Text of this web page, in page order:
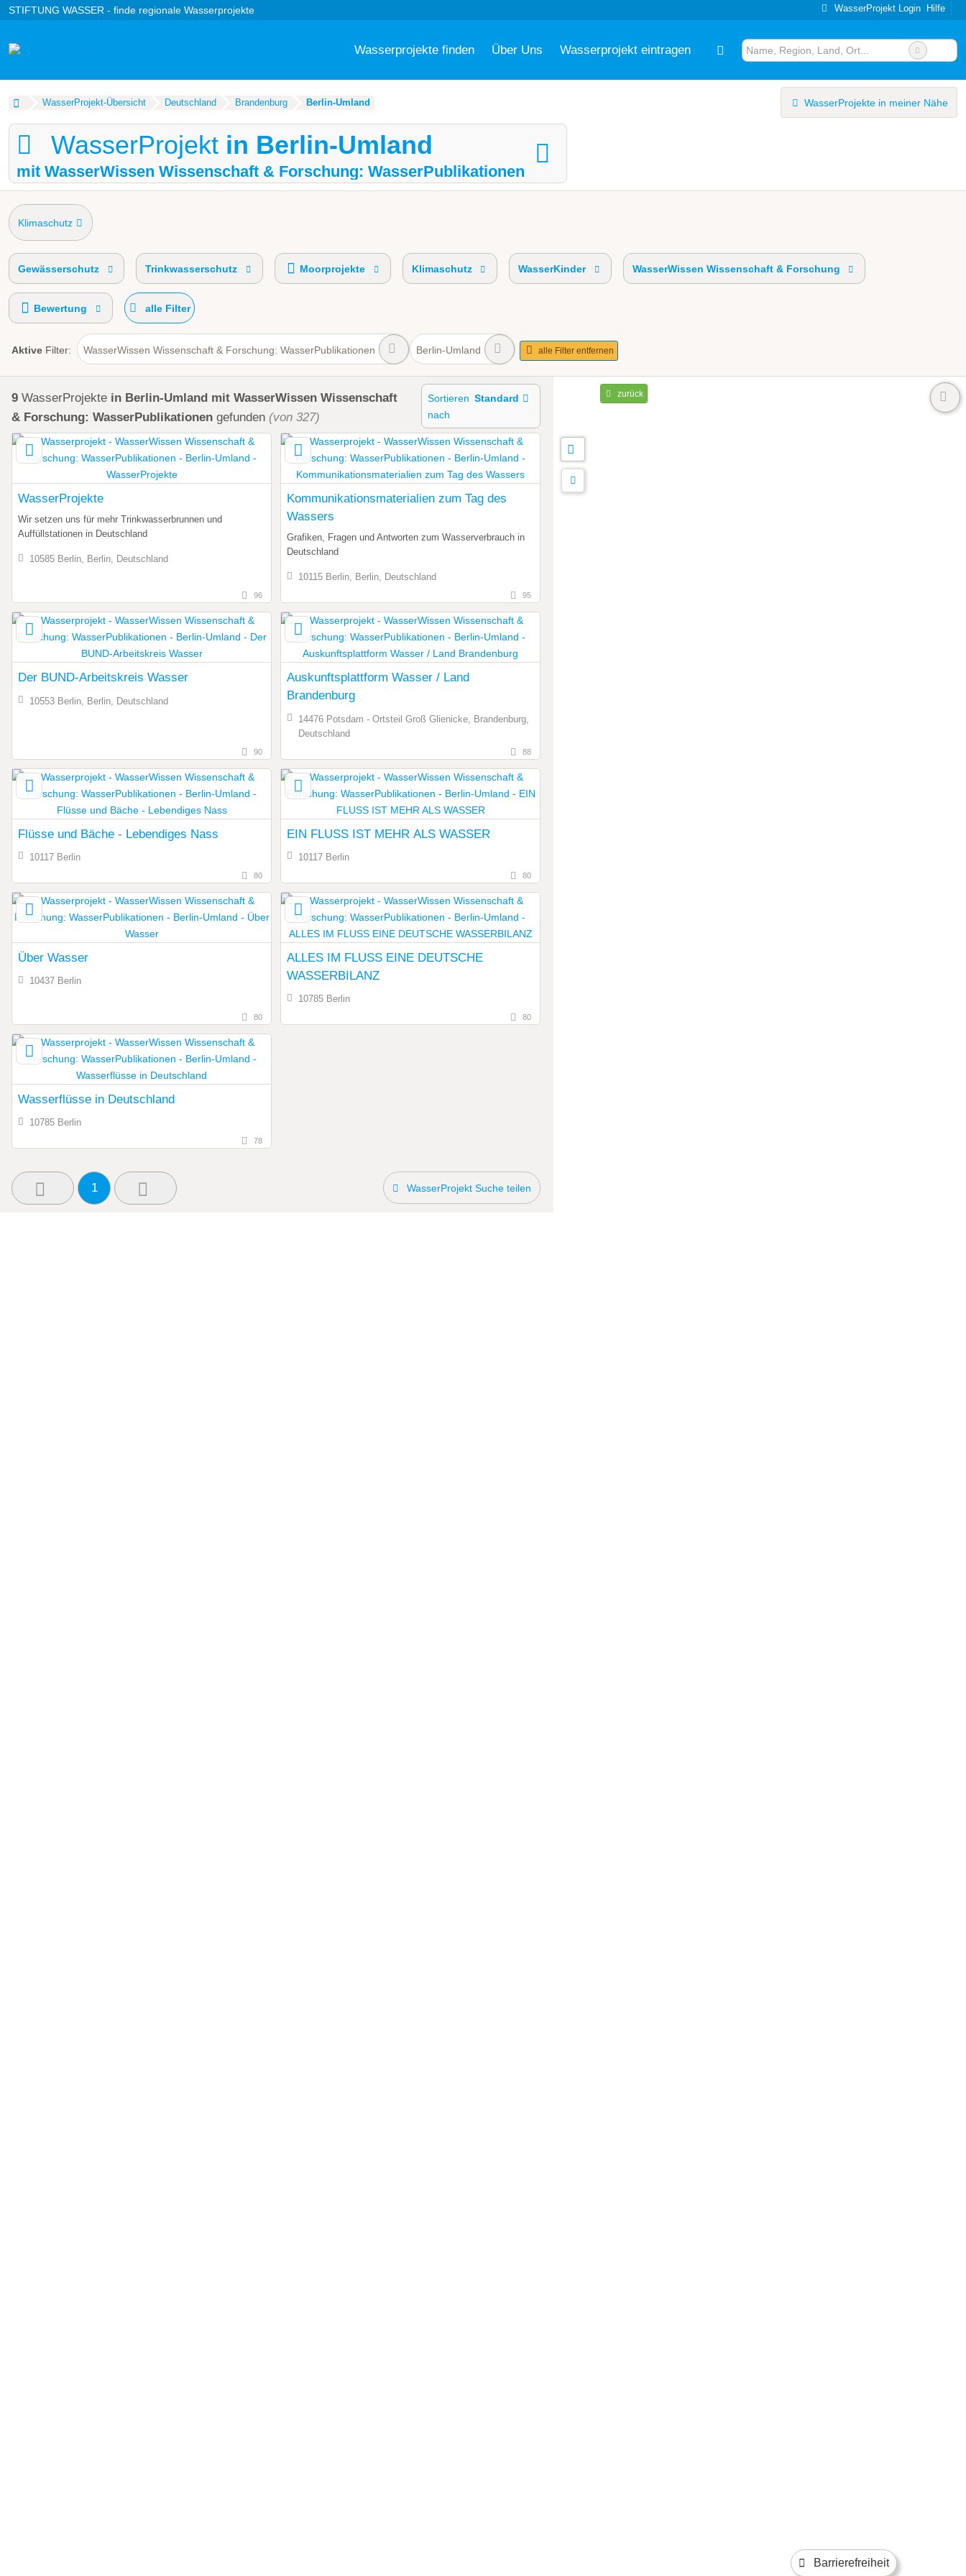
STIFTUNG WASSER - finde regionale Wasserprojekte
Barrierefreiheit
WasserProjekt Login Hilfe
Wasserprojekte finden Über Uns Wasserprojekt eintragen
WasserProjekt-Übersicht Deutschland Brandenburg Berlin-Umland WasserProjekte in meiner Nähe
WasserProjekt in Berlin-Umland
mit WasserWissen Wissenschaft & Forschung: WasserPublikationen
Klimaschutz
Gewässerschutz Trinkwasserschutz Moorprojekte Klimaschutz WasserKinder WasserWissen Wissenschaft & Forschung
Bewertung alle Filter
Aktive Filter: WasserWissen Wissenschaft & Forschung: WasserPublikationen Berlin-Umland alle Filter entfernen
9 WasserProjekte in Berlin-Umland mit WasserWissen Wissenschaft
& Forschung: WasserPublikationen gefunden (von 327)
Sortieren
nach
Standard
WasserProjekte
Wir setzen uns für mehr Trinkwasserbrunnen und
Auffüllstationen in Deutschland
10585 Berlin, Berlin, Deutschland
96
Kommunikationsmaterialien zum Tag des
Wassers
Grafiken, Fragen und Antworten zum Wasserverbrauch in
Deutschland
10115 Berlin, Berlin, Deutschland
95
Der BUND-Arbeitskreis Wasser
10553 Berlin, Berlin, Deutschland
90
Auskunftsplattform Wasser / Land
Brandenburg
14476 Potsdam - Ortsteil Groß Glienicke, Brandenburg,
Deutschland
88
Flüsse und Bäche - Lebendiges Nass
10117 Berlin
80
EIN FLUSS IST MEHR ALS WASSER
10117 Berlin
80
Über Wasser
10437 Berlin
80
ALLES IM FLUSS EINE DEUTSCHE
WASSERBILANZ
10785 Berlin
80
Wasserflüsse in Deutschland
10785 Berlin
78
1 WasserProjekt Suche teilen
zurück